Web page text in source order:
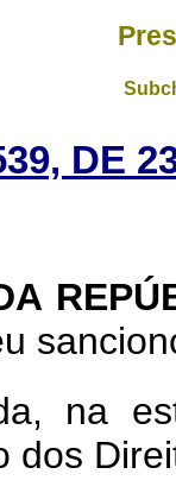
DE
na
dos